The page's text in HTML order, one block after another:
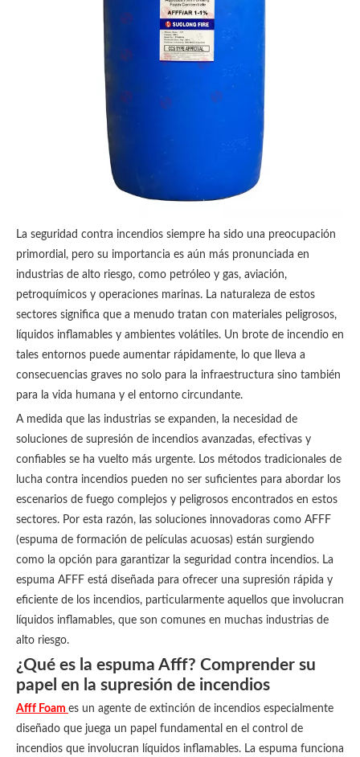
La seguridad contra incendios siempre ha sido una preocupación
primordial, pero su importancia es aún más pronunciada en
industrias de alto riesgo, como petróleo y gas, aviación,
petroquímicos y operaciones marinas. La naturaleza de estos
sectores significa que a menudo tratan con materiales peligrosos,
líquidos inflamables y ambientes volátiles. Un brote de incendio en
tales entornos puede aumentar rápidamente, lo que lleva a
consecuencias graves no solo para la infraestructura sino también
para la vida humana y el entorno circundante.
A medida que las industrias se expanden, la necesidad de
soluciones de supresión de incendios avanzadas, efectivas y
confiables se ha vuelto más urgente. Los métodos tradicionales de
lucha contra incendios pueden no ser suficientes para abordar los
escenarios de fuego complejos y peligrosos encontrados en estos
sectores. Por esta razón, las soluciones innovadoras como AFFF
(espuma de formación de películas acuosas) están surgiendo
como la opción para garantizar la seguridad contra incendios. La
espuma AFFF está diseñada para ofrecer una supresión rápida y
eficiente de los incendios, particularmente aquellos que involucran
líquidos inflamables, que son comunes en muchas industrias de
alto riesgo.
¿Qué es la espuma Afff? Comprender su
papel en la supresión de incendios
Afff Foam es un agente de extinción de incendios especialmente
diseñado que juega un papel fundamental en el control de
incendios que involucran líquidos inflamables. La espuma funciona